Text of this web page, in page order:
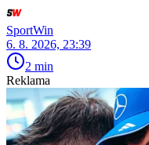
SportWin
6. 8. 2026, 23:39
2 min
Reklama